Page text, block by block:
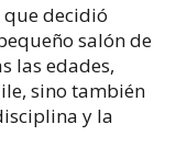
decidió
salón de
las edades,
sino también
y la